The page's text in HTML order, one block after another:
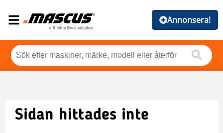
Annonsera!
Sidan hittades inte